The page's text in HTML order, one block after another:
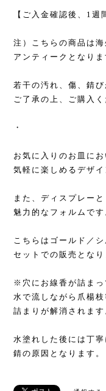
【ご入金確認後、1週
注）こちらの商品は
アンティークとなりま
若干の汚れ、傷、錆
ご了承の上、ご購入く
・
お気に入りのお皿にお
気軽に楽しめるデザイ
また、ディスプレーと
魅力的なフォルムです
こちらはゴールド／シ
セットでの販売となり
※穴にお線香が詰まっ
水で流しながら爪楊枝
詰まりが解消されます
水塗れした後には丁寧
錆の原因となります。